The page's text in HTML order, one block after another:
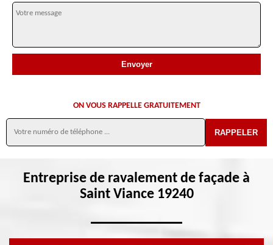
ON VOUS RAPPELLE GRATUITEMENT
Entreprise de ravalement de façade à
Saint Viance 19240